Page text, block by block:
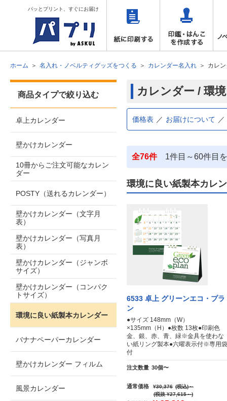
パッとプリント、すぐにお届け
ホーム 名入れ・ノベルティグッズをつくる カレンダー名入れ カレ
カレンダー / 環
価格表 お届けについて
全76件1件目～60件目
環境に良い紙製本カレ
6533 卓上 グリーンエコ・プラ
ン
●サイズ 148mm（W）
×135mm（H）●枚数 13枚●印刷色
金、銀、赤、青、緑※金具を使わな
い紙リング製本●六曜表示付※専用袋
付
注文数量 30個〜
通常価格 ¥30,376 (税込)～
(税抜 ¥27,615～)
商品タイプで絞り込む
卓上カレンダー
壁かけカレンダー
10冊からご注文可能なカレン
ダー
POSTY（送れるカレンダー）
壁かけカレンダー（文字月
表）
壁かけカレンダー（写真月
表）
壁かけカレンダー（ジャンボ
サイズ）
壁かけカレンダー（コンパク
トサイズ）
環境に良い紙製本カレンダー
バナナペーパーカレンダー
壁かけカレンダー フィルム
風景カレンダー